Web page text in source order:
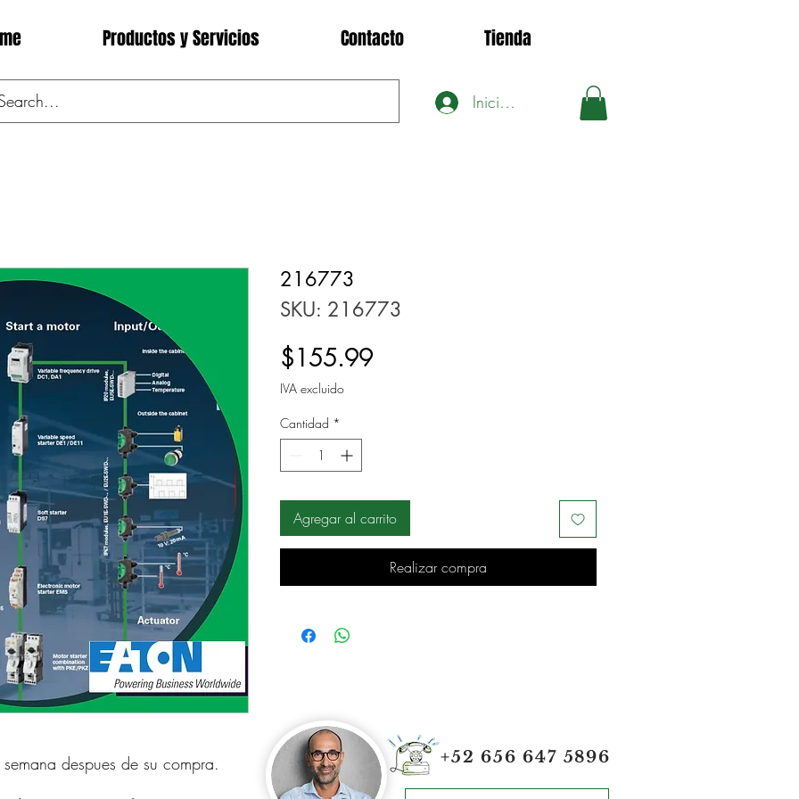
Productos y Servicios Contacto Tienda
Iniciar sesión
despues de su compra.
216773
SKU: 216773
$155.99Precio
IVA excluido
Cantidad *
Agregar al carrito
Realizar compra
+52 656 647 5896